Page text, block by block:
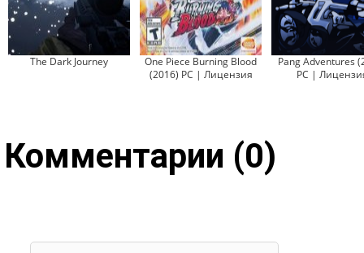
The Dark Journey
One Piece Burning Blood
(2016) PC | Лицензия
Pang Adventures
PC |
Комментарии (0)